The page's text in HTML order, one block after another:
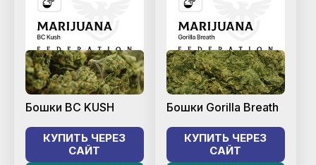
Бошки BC KUSH
КУПИТЬ ЧЕРЕЗ
САЙТ
Бошки Gorilla Breath
КУПИТЬ ЧЕРЕЗ
САЙТ